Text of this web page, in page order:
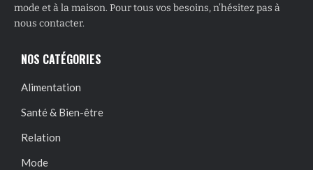
mode et à la maison. Pour tous vos besoins, n’hésitez pas à
nous contacter.
NOS CATÉGORIES
Alimentation
Santé & Bien-être
Relation
Mode